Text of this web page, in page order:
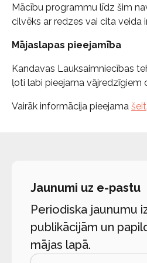
Mācību programmu līdz šim
cilvēks ar redzes vai cita veida
Mājaslapas pieejamība
Kandavas Lauksaimniecības
ļoti labi pieejama vājredzīgiem
Vairāk informācija pieejama šeit.
Jaunumi uz e-pastu
Periodiska jaunumu
publikācijām un
mājas lapā.